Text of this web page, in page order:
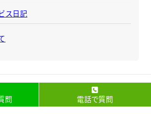
ス日記
WELLNESSSUPPORT All Rights
Reserved.
問 電話で質問